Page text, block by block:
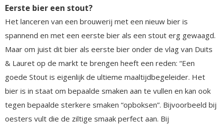
Eerste bier een stout?
Het lanceren van een brouwerij met een nieuw bier is
spannend en met een eerste bier als een stout erg gewaagd.
Maar om juist dit bier als eerste bier onder de vlag van Duits
& Lauret op de markt te brengen heeft een reden: “Een
goede Stout is eigenlijk de ultieme maaltijdbegeleider. Het
bier is in staat om bepaalde smaken aan te vullen en kan ook
tegen bepaalde sterkere smaken “opboksen”. Bijvoorbeeld bij
oesters vult die de ziltige smaak perfect aan. Bij